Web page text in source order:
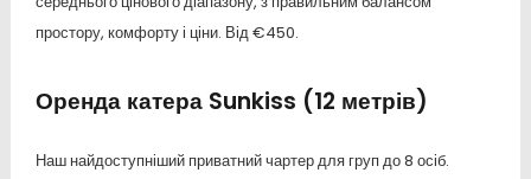
простору, комфорту і ціни. Від €450.
Оренда катера Sunkiss (12 метрів)
Наш найдоступніший приватний чартер для груп до 8 осіб.